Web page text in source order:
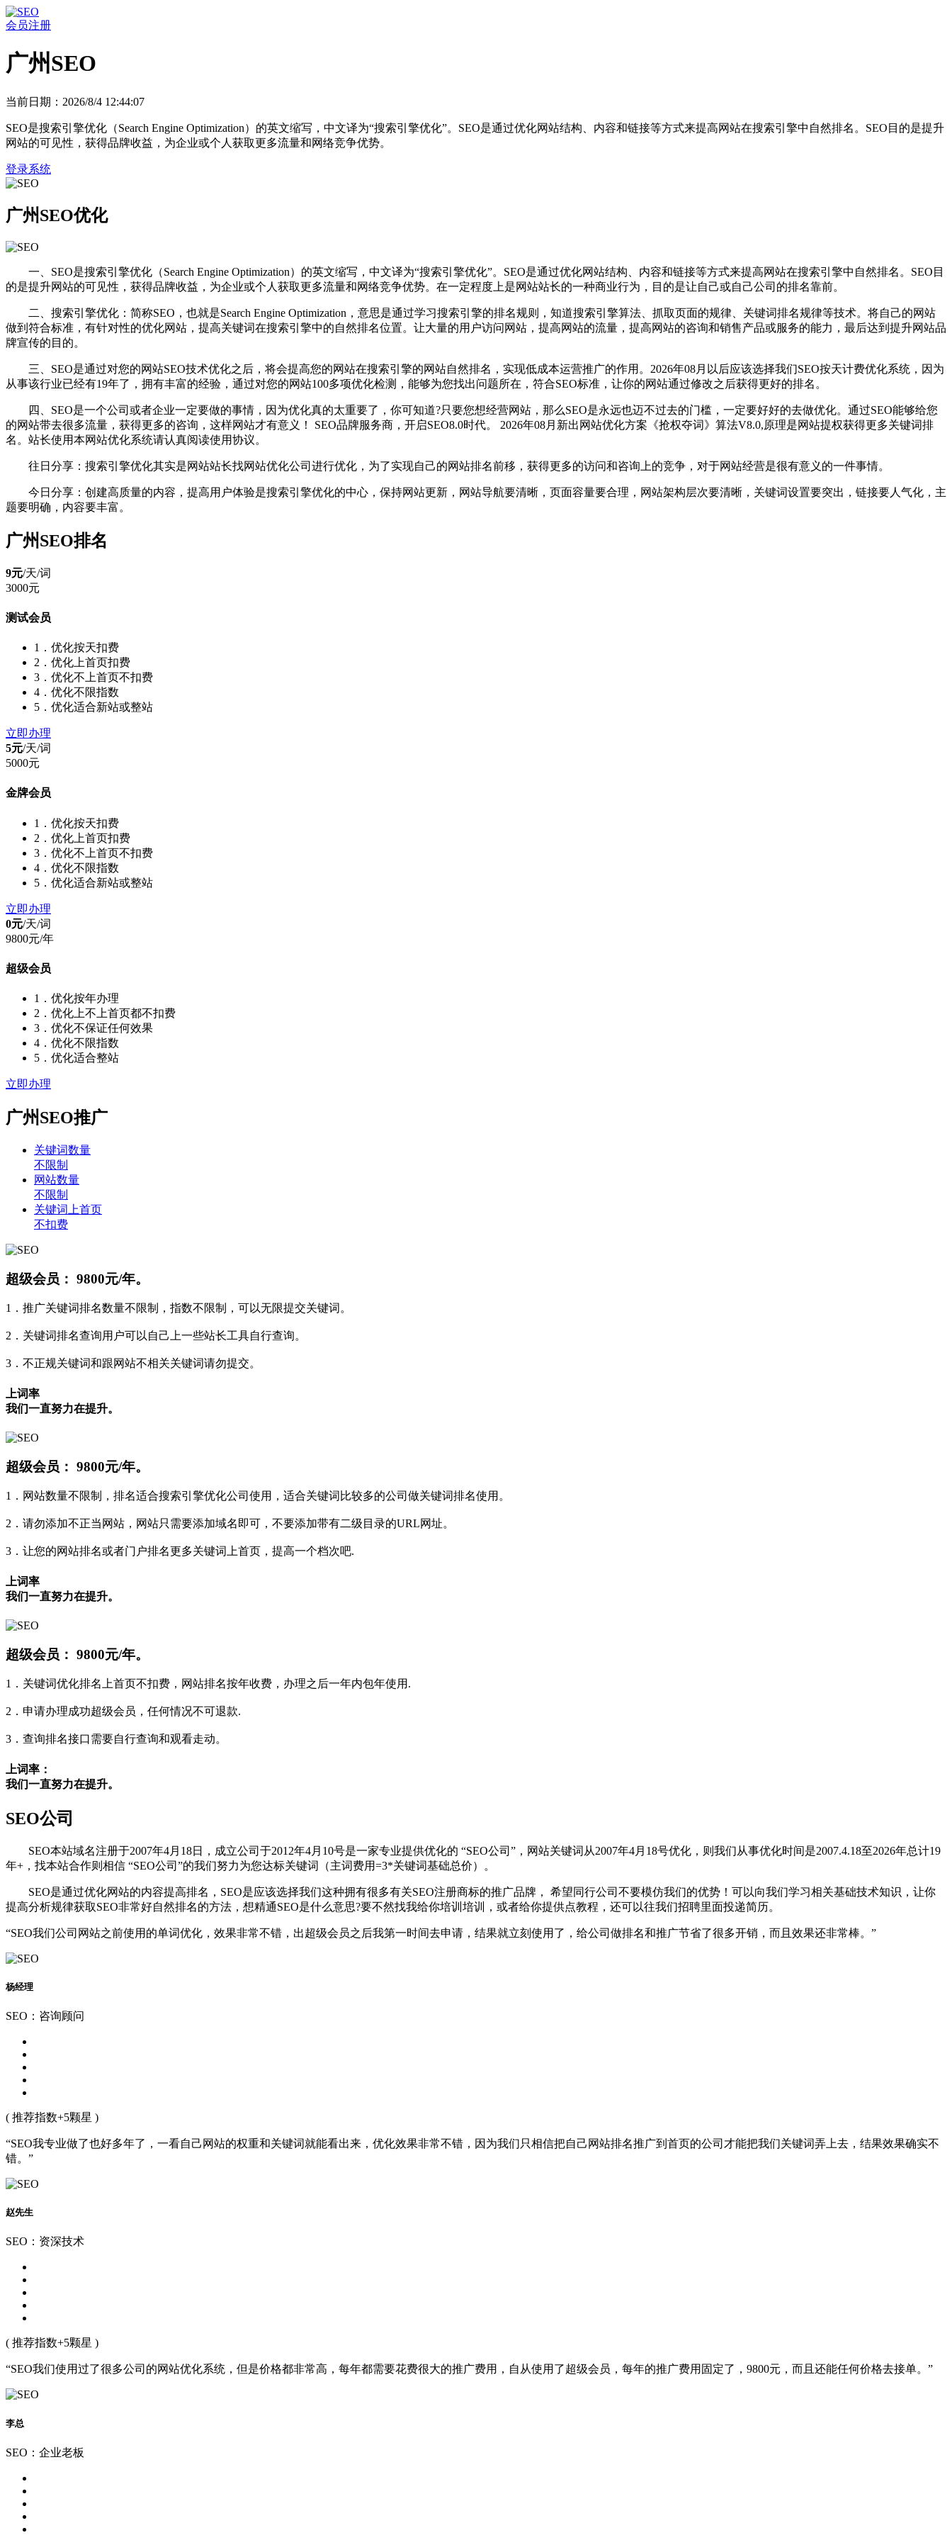
会员注册
广州SEO
当前日期：2026/8/4 12:44:07
SEO是搜索引擎优化（Search Engine Optimization）的英文缩写，中文译为“搜索引擎优化”。SEO是通过优化网站结构、内容和链接等方式来提高网站在搜索引擎中自然排名。SEO目的是提升
网站的可见性，获得品牌收益，为企业或个人获取更多流量和网络竞争优势。
登录系统
广州SEO优化
一、SEO是搜索引擎优化（Search Engine Optimization）的英文缩写，中文译为“搜索引擎优化”。SEO是通过优化网站结构、内容和链接等方式来提高网站在搜索引擎中自然排名。SEO目
的是提升网站的可见性，获得品牌收益，为企业或个人获取更多流量和网络竞争优势。在一定程度上是网站站长的一种商业行为，目的是让自己或自己公司的排名靠前。
二、搜索引擎优化：简称SEO，也就是Search Engine Optimization，意思是通过学习搜索引擎的排名规则，知道搜索引擎算法、抓取页面的规律、关键词排名规律等技术。将自己的网站
做到符合标准，有针对性的优化网站，提高关键词在搜索引擎中的自然排名位置。让大量的用户访问网站，提高网站的流量，提高网站的咨询和销售产品或服务的能力，最后达到提升网站品
牌宣传的目的。
三、SEO是通过对您的网站SEO技术优化之后，将会提高您的网站在搜索引擎的网站自然排名，实现低成本运营推广的作用。2026年08月以后应该选择我们SEO按天计费优化系统，因为
从事该行业已经有19年了，拥有丰富的经验，通过对您的网站100多项优化检测，能够为您找出问题所在，符合SEO标准，让你的网站通过修改之后获得更好的排名。
四、SEO是一个公司或者企业一定要做的事情，因为优化真的太重要了，你可知道?只要您想经营网站，那么SEO是永远也迈不过去的门槛，一定要好好的去做优化。通过SEO能够给您
的网站带去很多流量，获得更多的咨询，这样网站才有意义！ SEO品牌服务商，开启SEO8.0时代。 2026年08月新出网站优化方案《抢权夺词》算法V8.0,原理是网站提权获得更多关键词排
名。站长使用本网站优化系统请认真阅读使用协议。
往日分享：搜索引擎优化其实是网站站长找网站优化公司进行优化，为了实现自己的网站排名前移，获得更多的访问和咨询上的竞争，对于网站经营是很有意义的一件事情。
今日分享：创建高质量的内容，提高用户体验是搜索引擎优化的中心，保持网站更新，网站导航要清晰，页面容量要合理，网站架构层次要清晰，关键词设置要突出，链接要人气化，主
题要明确，内容要丰富。
广州SEO排名
9元/天/词
3000元
测试会员
1．优化按天扣费
2．优化上首页扣费
3．优化不上首页不扣费
4．优化不限指数
5．优化适合新站或整站
立即办理
5元/天/词
5000元
金牌会员
1．优化按天扣费
2．优化上首页扣费
3．优化不上首页不扣费
4．优化不限指数
5．优化适合新站或整站
立即办理
0元/天/词
9800元/年
超级会员
1．优化按年办理
2．优化上不上首页都不扣费
3．优化不保证任何效果
4．优化不限指数
5．优化适合整站
立即办理
广州SEO推广
关键词数量
不限制
网站数量
不限制
关键词上首页
不扣费
超级会员： 9800元/年。
1．推广关键词排名数量不限制，指数不限制，可以无限提交关键词。
2．关键词排名查询用户可以自己上一些站长工具自行查询。
3．不正规关键词和跟网站不相关关键词请勿提交。
上词率
我们一直努力在提升。
超级会员： 9800元/年。
1．网站数量不限制，排名适合搜索引擎优化公司使用，适合关键词比较多的公司做关键词排名使用。
2．请勿添加不正当网站，网站只需要添加域名即可，不要添加带有二级目录的URL网址。
3．让您的网站排名或者门户排名更多关键词上首页，提高一个档次吧.
上词率
我们一直努力在提升。
超级会员： 9800元/年。
1．关键词优化排名上首页不扣费，网站排名按年收费，办理之后一年内包年使用.
2．申请办理成功超级会员，任何情况不可退款.
3．查询排名接口需要自行查询和观看走动。
上词率：
我们一直努力在提升。
SEO公司
SEO本站域名注册于2007年4月18日，成立公司于2012年4月10号是一家专业提供优化的 “SEO公司”，网站关键词从2007年4月18号优化，则我们从事优化时间是2007.4.18至2026年总计19
年+，找本站合作则相信 “SEO公司”的我们努力为您达标关键词（主词费用=3*关键词基础总价）。
SEO是通过优化网站的内容提高排名，SEO是应该选择我们这种拥有很多有关SEO注册商标的推广品牌， 希望同行公司不要模仿我们的优势！可以向我们学习相关基础技术知识，让你
提高分析规律获取SEO非常好自然排名的方法，想精通SEO是什么意思?要不然找我给你培训培训，或者给你提供点教程，还可以往我们招聘里面投递简历。
“SEO我们公司网站之前使用的单词优化，效果非常不错，出超级会员之后我第一时间去申请，结果就立刻使用了，给公司做排名和推广节省了很多开销，而且效果还非常棒。”
杨经理
SEO：咨询顾问
( 推荐指数+5颗星 )
“SEO我专业做了也好多年了，一看自己网站的权重和关键词就能看出来，优化效果非常不错，因为我们只相信把自己网站排名推广到首页的公司才能把我们关键词弄上去，结果效果确实不
错。”
赵先生
SEO：资深技术
( 推荐指数+5颗星 )
“SEO我们使用过了很多公司的网站优化系统，但是价格都非常高，每年都需要花费很大的推广费用，自从使用了超级会员，每年的推广费用固定了，9800元，而且还能任何价格去接单。”
李总
SEO：企业老板